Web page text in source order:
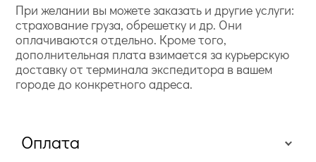
При желании вы можете заказать и другие услуги:
страхование груза, обрешетку и др. Они
оплачиваются отдельно. Кроме того,
дополнительная плата взимается за курьерскую
доставку от терминала экспедитора в вашем
городе до конкретного адреса.
Оплата